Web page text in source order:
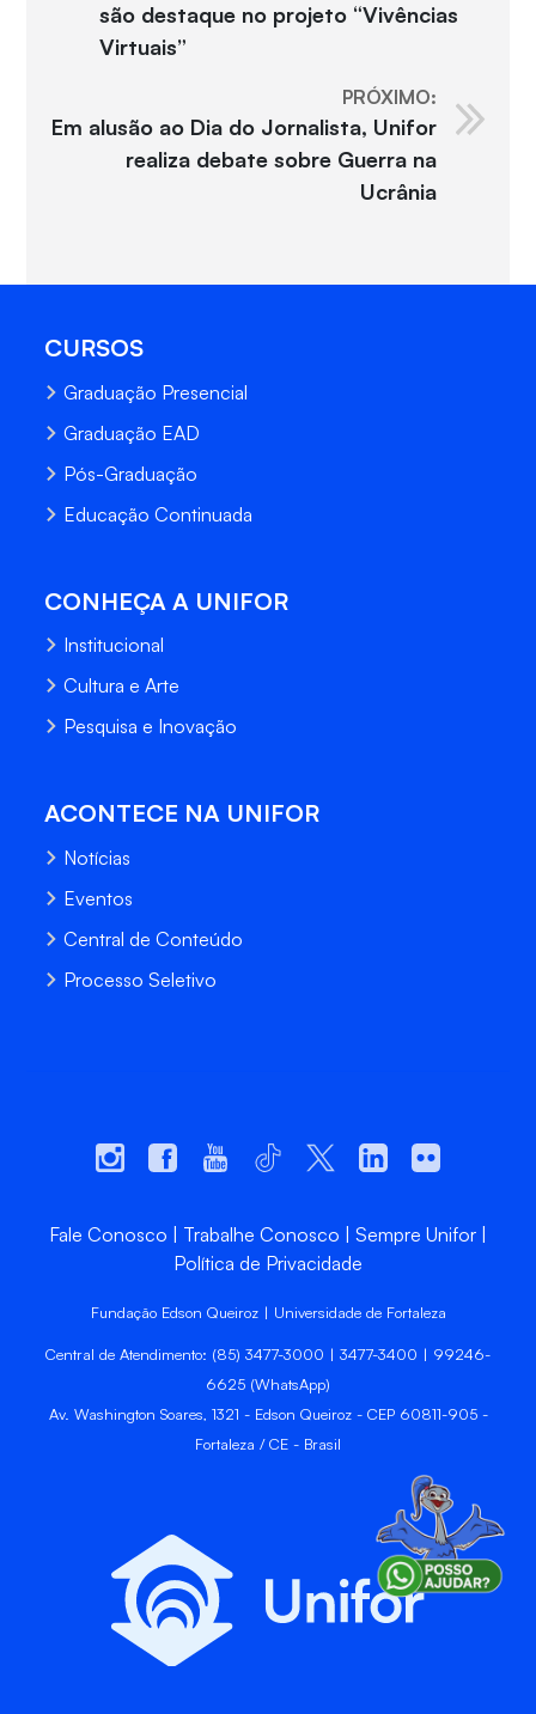
são destaque no projeto “Vivências
Virtuais”
PRÓXIMO:
Em alusão ao Dia do Jornalista, Unifor
realiza debate sobre Guerra na
Ucrânia
CURSOS
Graduação Presencial
Graduação EAD
Pós-Graduação
Educação Continuada
CONHEÇA A UNIFOR
Institucional
Cultura e Arte
Pesquisa e Inovação
ACONTECE NA UNIFOR
Notícias
Eventos
Central de Conteúdo
Processo Seletivo
Fale Conosco Trabalhe Conosco
Sempre Unifor
Política de Privacidade
Fundação Edson Queiroz | Universidade de Fortaleza
Central de Atendimento: (85) 3477-3000 | 3477-3400 | 99246-
6625 (WhatsApp)
Av. Washington Soares, 1321 - Edson Queiroz - CEP 60811-905 -
Fortaleza / CE - Brasil